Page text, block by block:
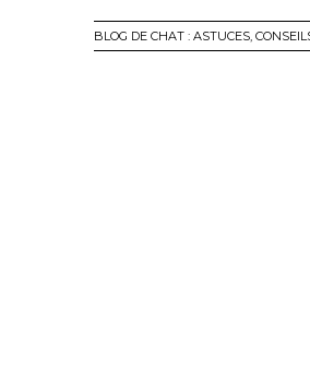
BLOG DE CHAT : ASTUCES,